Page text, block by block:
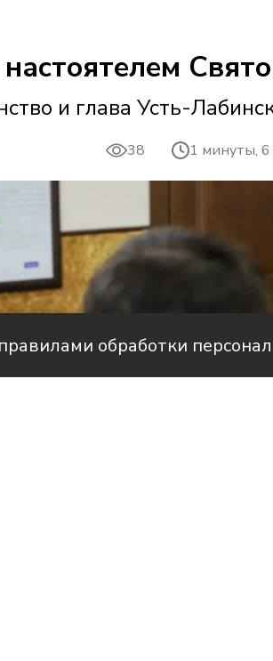
и глава Усть-
38 1 минуты, 6
обработки